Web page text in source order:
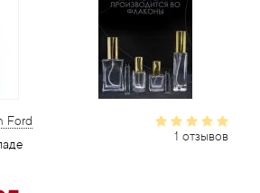
1 отзывов
Ford